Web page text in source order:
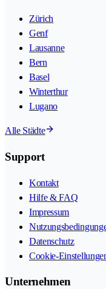
Zürich
Genf
Lausanne
Bern
Basel
Winterthur
Lugano
Alle Städte
Support
Kontakt
Hilfe & FAQ
Impressum
Datenschutz
Cookie-
Unternehmen